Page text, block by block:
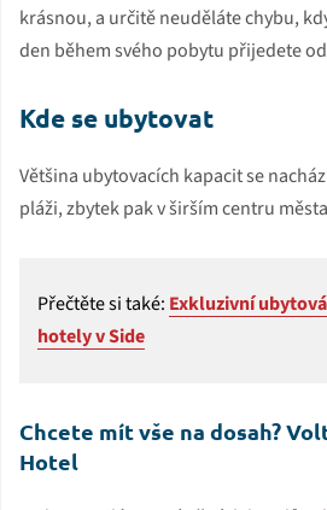
krásnou, a určitě neuděláte chybu,
den během svého pobytu přijedete
Kde se ubytovat
Většina ubytovacích kapacit se
pláži, zbytek pak v širším centru
Přečtěte si také: Exkluzivní
hotely v Side
Chcete mít vše na dosah?
Hotel